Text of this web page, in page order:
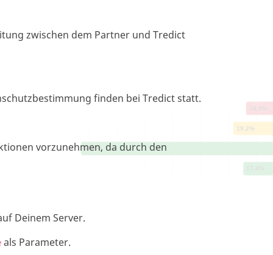
zwischen dem Partner und Tredict
finden bei Tredict statt.
vorzunehmen, da durch den
Deinem Server.
als Parameter.